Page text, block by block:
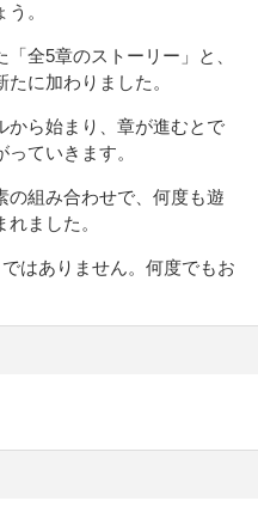
。
全5章のストーリー」と、
に加わりました。
ら始まり、章が進むとで
ていきます。
組み合わせで、何度も遊
ました。
はありません。何度でもお